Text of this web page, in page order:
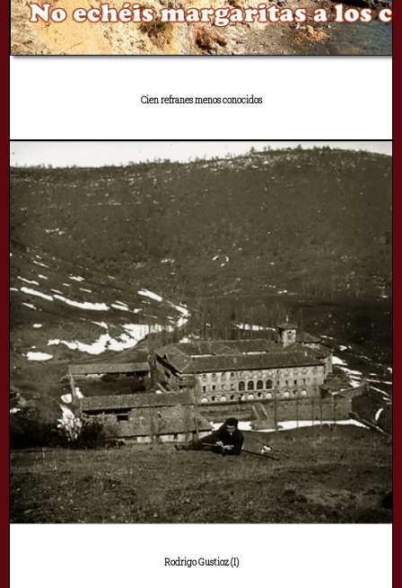
Cien refranes menos conocidos
Rodrigo Gustioz (I)